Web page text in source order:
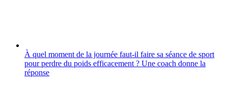
À quel moment de la journée faut-il faire sa séance de sport
pour perdre du poids efficacement ? Une coach donne la
réponse